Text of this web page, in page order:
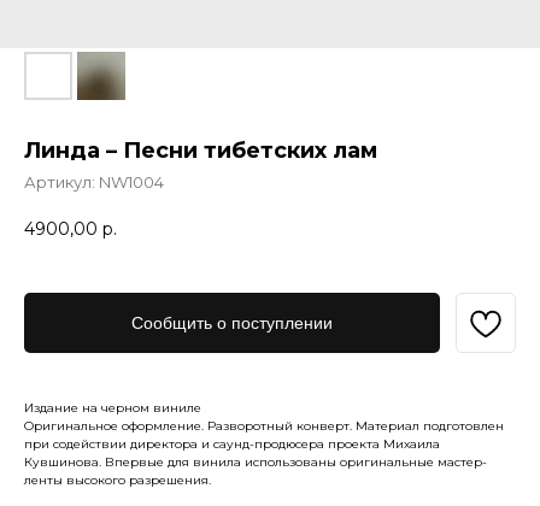
Линда – Песни тибетских лам
Артикул: NW1004
4900,00 р.
Сообщить о поступлении
Издание на черном виниле
Оригинальное оформление. Разворотный конверт. Материал подготовлен
при содействии директора и саунд-продюсера проекта Михаила
Кувшинова. Впервые для винила использованы оригинальные мастер-
ленты высокого разрешения.